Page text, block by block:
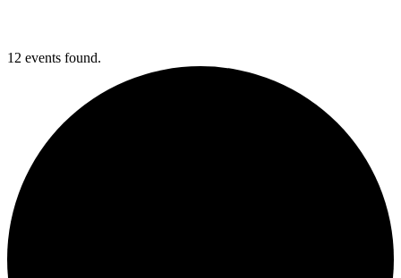
12 events found.